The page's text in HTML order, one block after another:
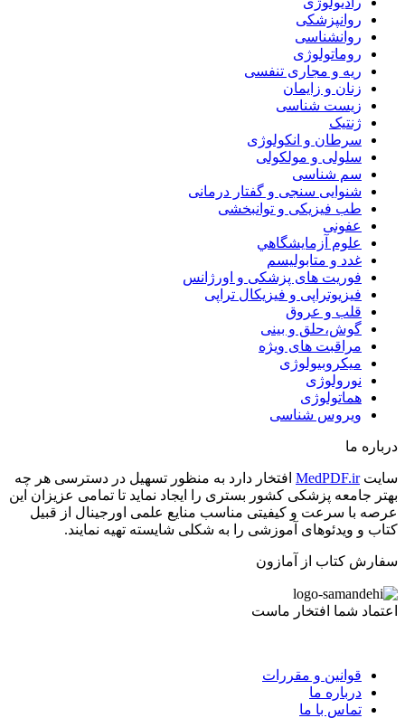
روانپزشکی
روانشناسی
روماتولوژی
ریه و مجاری تنفسی
زنان و زایمان
زیست شناسی
ژنتیک
سرطان و انکولوژی
سلولی و مولکولی
سم شناسی
شنوایی سنجی و گفتار درمانی
طب فیزیکی و توانبخشی
عفونی
علوم آزمايشگاهي
غدد و متابولیسم
فوریت های پزشکی و اورژانس
فیزیوتراپی و فیزیکال تراپی
قلب و عروق
گوش،حلق و بینی
مراقبت های ویژه
میکروبیولوژی
نورولوژی
هماتولوژی
ویروس شناسی
درباره ما
سایتMedPDF.ir افتخار دارد به منظور تسهیل در دسترسی هر چه
بهتر جامعه پزشکی کشور بستری را ایجاد نماید تا تمامی عزیزان این
عرصه با سرعت و کیفیتی مناسب منایع علمی اورجینال از قبیل
کتاب و ویدئوهای آموزشی را به شکلی شایسته تهیه نمایند.
سفارش کتاب از آمازون
اعتماد شما افتخار ماست
قوانین و مقررات
درباره ما
تماس با ما